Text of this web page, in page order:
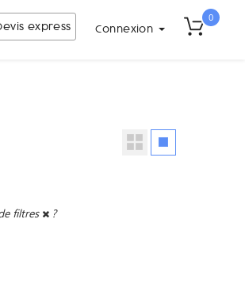
express Connexion
0
filtres ?